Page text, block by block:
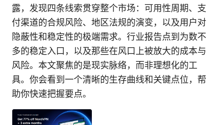
露，发现四条线索贯穿整个市场：可用性周期、支
付渠道的合规风险、地区法规的演变，以及用户对
隐蔽性和稳定性的极端需求。行业报告点到为数不
多的稳定入口，以及那些在风口上被放大的成本与
风险。本文聚焦的是现实脉络，而非理想化的工
具。你会看到一个清晰的生存曲线和关键点位，帮
助你快速把握要点。